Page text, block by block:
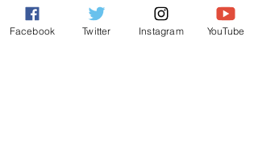
Facebook Twitter Instagram YouTube